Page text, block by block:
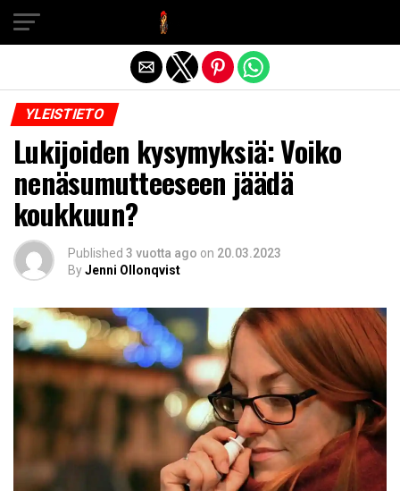
YLEISTIETO
Lukijoiden kysymyksiä: Voiko
nenäsumutteeseen jäädä
koukkuun?
Published 3 vuotta ago on 20.03.2023
ByJenni Ollonqvist
Exit mobile version